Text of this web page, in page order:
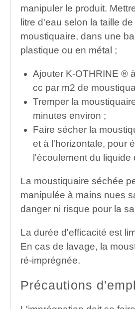
manipuler le produit.
litre d'eau selon la taille de
moustiquaire, dans une
plastique ou en métal ;
Ajouter K-OTHRINE ®
cc par m2 de
Tremper la
minutes environ ;
Faire sécher la
et à l'horizontale, pour
l'écoulement du liquide
La moustiquaire séchée
manipulée à mains nues
danger ni risque pour la
La durée d'efficacité est
En cas de lavage, la
ré-imprégnée.
Précautions